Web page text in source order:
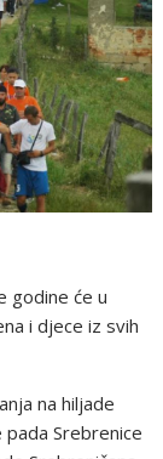
godine će u
i djece iz svih
na hiljade
Srebrenice